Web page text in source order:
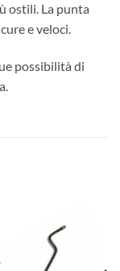
ostili. La punta
e veloci.
possibilità di